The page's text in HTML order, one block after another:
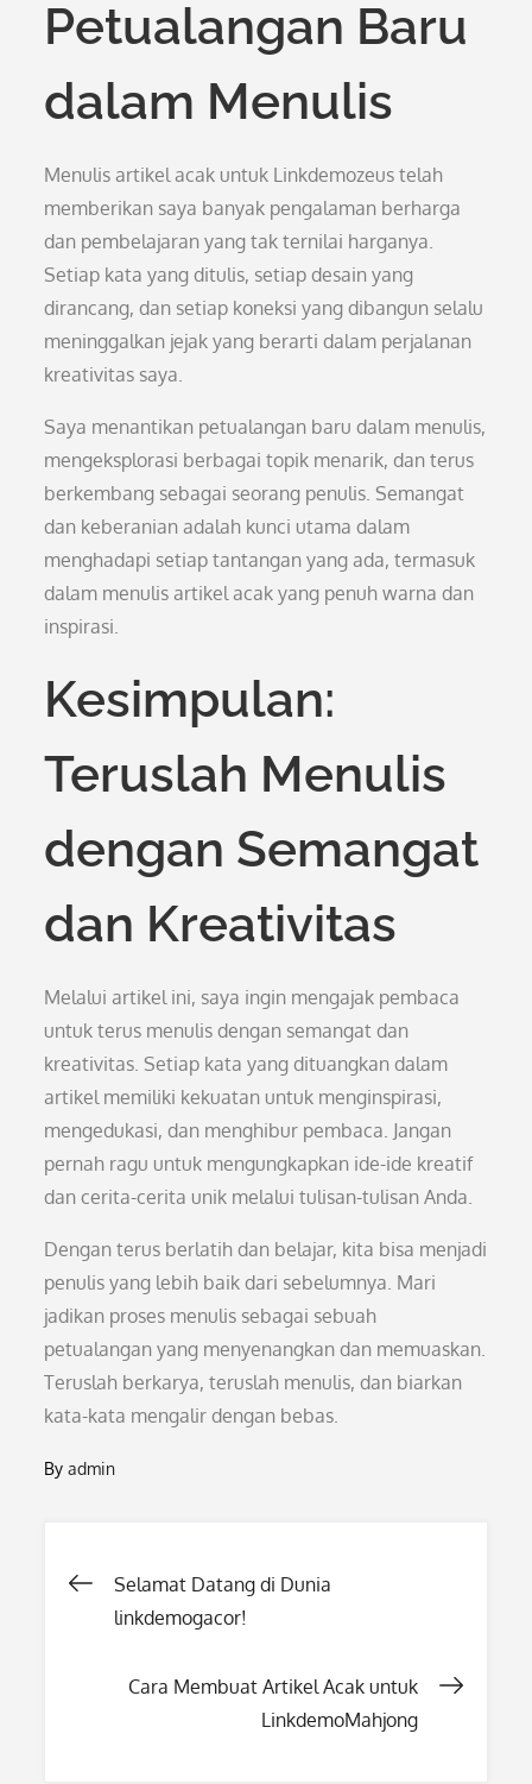
Petualangan Baru
dalam Menulis
Menulis artikel acak untuk Linkdemozeus telah
memberikan saya banyak pengalaman berharga
dan pembelajaran yang tak ternilai harganya.
Setiap kata yang ditulis, setiap desain yang
dirancang, dan setiap koneksi yang dibangun selalu
meninggalkan jejak yang berarti dalam perjalanan
kreativitas saya.
Saya menantikan petualangan baru dalam menulis,
mengeksplorasi berbagai topik menarik, dan terus
berkembang sebagai seorang penulis. Semangat
dan keberanian adalah kunci utama dalam
menghadapi setiap tantangan yang ada, termasuk
dalam menulis artikel acak yang penuh warna dan
inspirasi.
Kesimpulan:
Teruslah Menulis
dengan Semangat
dan Kreativitas
Melalui artikel ini, saya ingin mengajak pembaca
untuk terus menulis dengan semangat dan
kreativitas. Setiap kata yang dituangkan dalam
artikel memiliki kekuatan untuk menginspirasi,
mengedukasi, dan menghibur pembaca. Jangan
pernah ragu untuk mengungkapkan ide-ide kreatif
dan cerita-cerita unik melalui tulisan-tulisan Anda.
Dengan terus berlatih dan belajar, kita bisa menjadi
penulis yang lebih baik dari sebelumnya. Mari
jadikan proses menulis sebagai sebuah
petualangan yang menyenangkan dan memuaskan.
Teruslah berkarya, teruslah menulis, dan biarkan
kata-kata mengalir dengan bebas.
Byadmin
Post
Selamat Datang di Dunia
linkdemogacor!
Cara Membuat Artikel Acak untuk
LinkdemoMahjong